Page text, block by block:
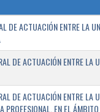
DE ACTUACIÓN ENTRE LA
DE ACTUACIÓN ENTRE
DE ACTUACIÓN ENTRE
PROFESIONAL, EN EL